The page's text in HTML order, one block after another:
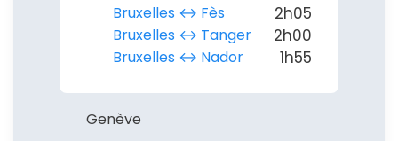
Bruxelles ↔︎ Fès 2h05
Bruxelles ↔︎ Tanger 2h00
Bruxelles ↔︎ Nador 1h55
Genève